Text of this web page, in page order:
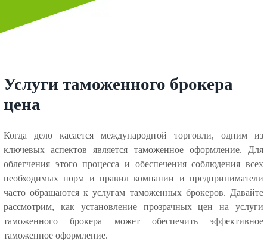
Услуги таможенного брокера
цена
Когда дело касается международной торговли, одним из
ключевых аспектов является таможенное оформление. Для
облегчения этого процесса и обеспечения соблюдения всех
необходимых норм и правил компании и предприниматели
часто обращаются к услугам таможенных брокеров. Давайте
рассмотрим, как установление прозрачных цен на услуги
таможенного брокера может обеспечить эффективное
таможенное оформление.